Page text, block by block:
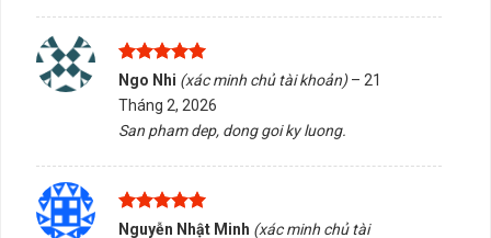
Tên sản phẩm
Màn hình SSTC 24 inch 100Hz
Model
SSTC V2410
Kích thước
23.8 inch
Kiểu màn hình
Phẳng
Độ phân giải
Full HD (1920 x 1080)
Tấm nền
VA WLED
Được xếp
hạng
5
sao
Ngo Nhi (xác minh chủ tài khoản) – 21
Tháng 2, 2026
San pham dep, dong goi ky luong.
Được xếp
Nguyễn Nhật Minh (xác minh chủ tài